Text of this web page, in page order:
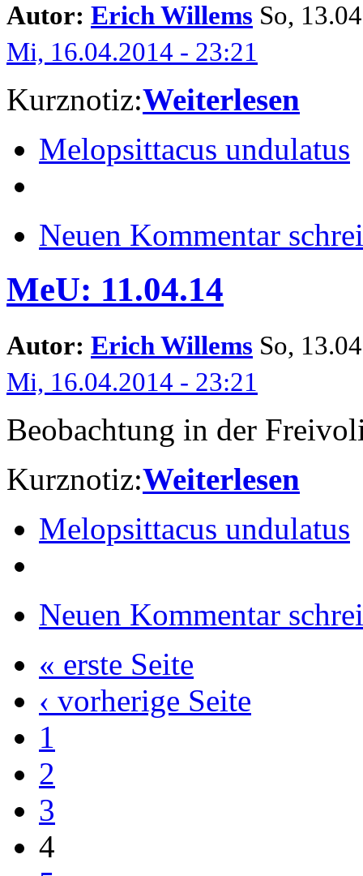
Autor: Erich Willems So,
Mi, 16.04.2014 - 23:21
Kurznotiz:Weiterlesen
Melopsittacus undulatus
Neuen Kommentar
MeU: 11.04.14
Autor: Erich Willems So,
Mi, 16.04.2014 - 23:21
Beobachtung in der
Kurznotiz:Weiterlesen
Melopsittacus undulatus
Neuen Kommentar
« erste Seite
‹ vorherige Seite
1
2
3
4